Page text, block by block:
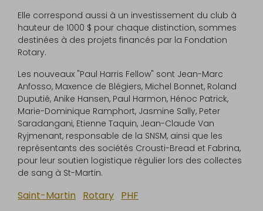
Elle correspond aussi à un investissement du club à
hauteur de 1000 $ pour chaque distinction, sommes
destinées à des projets financés par la Fondation
Rotary.
Les nouveaux "Paul Harris Fellow" sont Jean-Marc
Anfosso, Maxence de Blégiers, Michel Bonnet, Roland
Duputié, Anike Hansen, Paul Harmon, Hénoc Patrick,
Marie-Dominique Ramphort, Jasmine Sally, Peter
Saradangani, Etienne Taquin, Jean-Claude Van
Ryjmenant, responsable de la SNSM, ainsi que les
représentants des sociétés Crousti-Bread et Fabrina,
pour leur soutien logistique régulier lors des collectes
de sang à St-Martin.
Saint-Martin Rotary PHF